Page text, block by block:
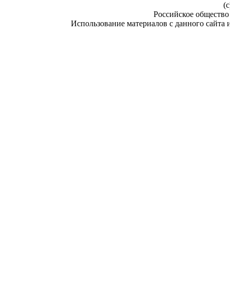
Российское
Использование материалов с данного